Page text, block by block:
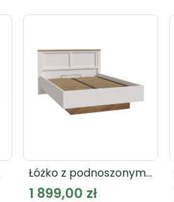
Łóżko z podnoszonym
wkładem CHISBURY
1 899,00 zł